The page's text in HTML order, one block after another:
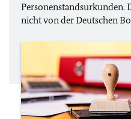
Personenstandsurkunden.
nicht von der Deutschen